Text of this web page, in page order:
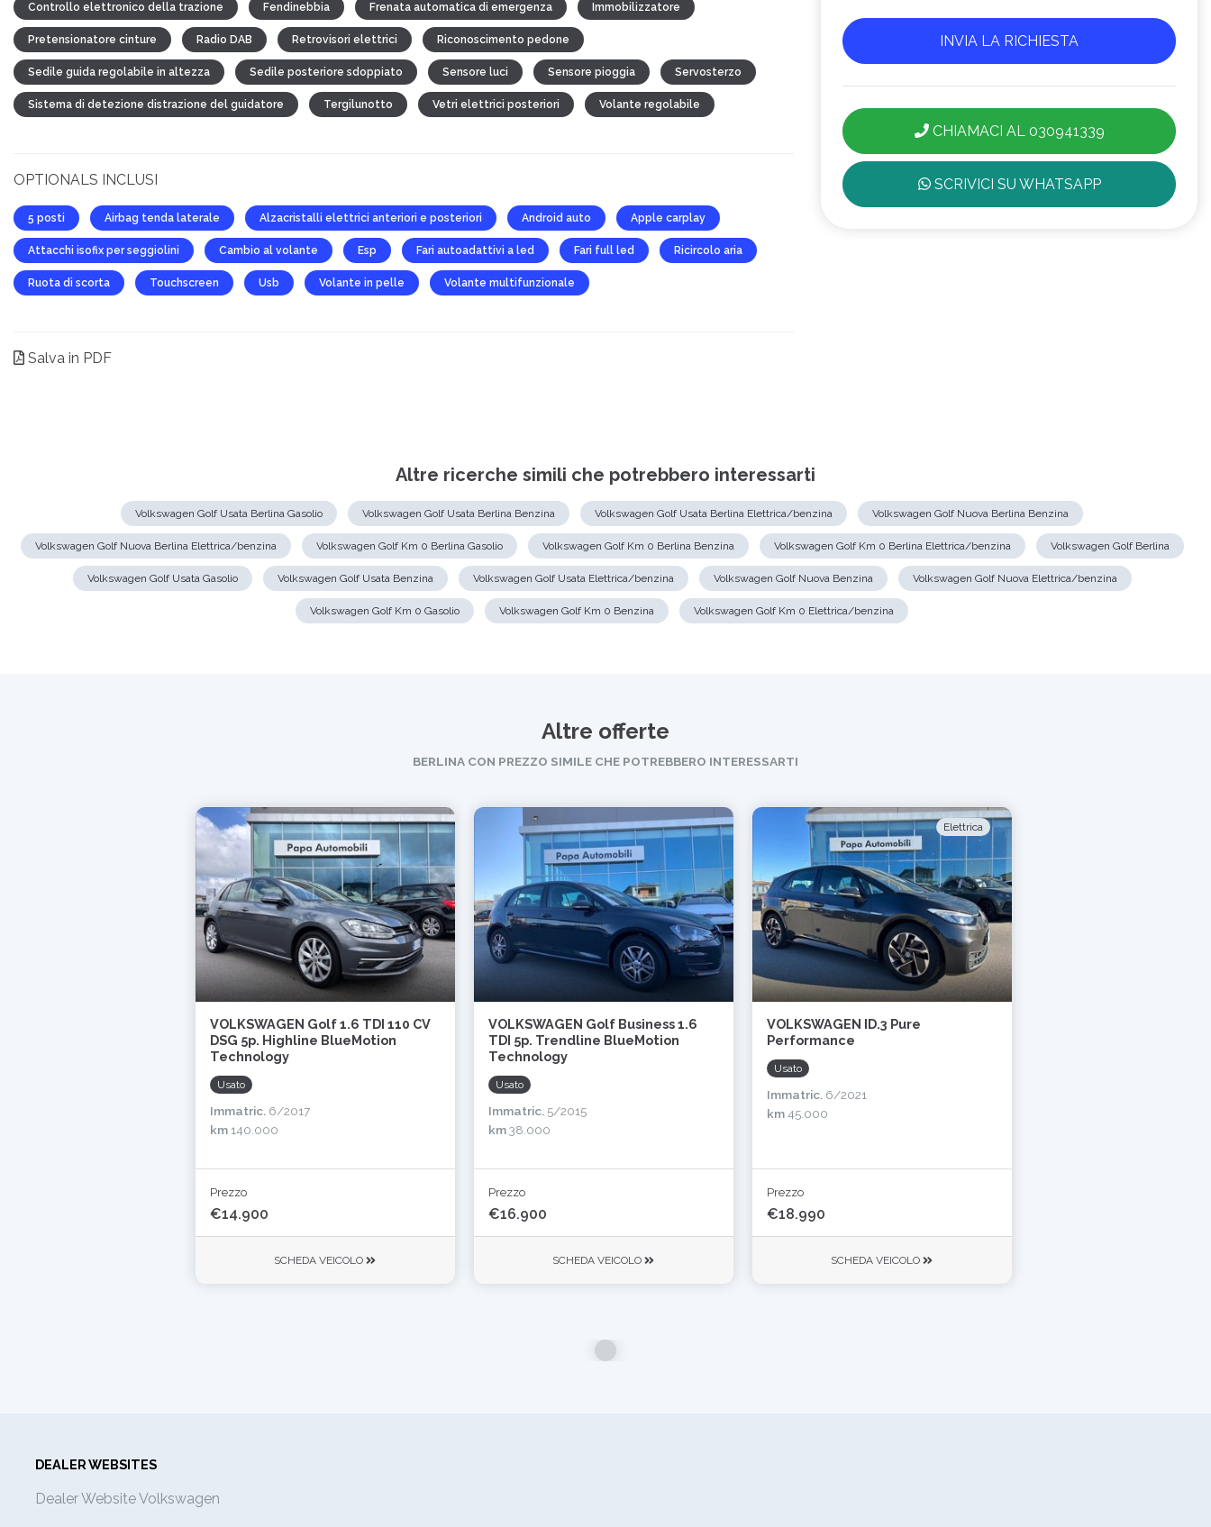
Controllo elettronico della trazione Fendinebbia Frenata automatica di emergenza Immobilizzatore
Pretensionatore cinture Radio DAB Retrovisori elettrici Riconoscimento pedone
Sedile guida regolabile in altezza Sedile posteriore sdoppiato Sensore luci Sensore pioggia Servosterzo
Sistema di detezione distrazione del guidatore Tergilunotto Vetri elettrici posteriori Volante regolabile
OPTIONALS INCLUSI
5 posti Airbag tenda laterale Alzacristalli elettrici anteriori e posteriori Android auto Apple carplay
Attacchi isofix per seggiolini Cambio al volante Esp Fari autoadattivi a led Fari full led Ricircolo aria
Ruota di scorta Touchscreen Usb Volante in pelle Volante multifunzionale
Salva in PDF
CHIAMACI AL 030941339
SCRIVICI SU WHATSAPP
Altre ricerche simili che potrebbero interessarti
Volkswagen Golf Usata Berlina Gasolio Volkswagen Golf Usata Berlina Benzina Volkswagen Golf Usata Berlina Elettrica/benzina Volkswagen Golf Nuova Berlina Benzina
Volkswagen Golf Nuova Berlina Elettrica/benzina Volkswagen Golf Km 0 Berlina Gasolio Volkswagen Golf Km 0 Berlina Benzina Volkswagen Golf Km 0 Berlina Elettrica/benzina Volkswagen Golf Berlina
Volkswagen Golf Usata Gasolio Volkswagen Golf Usata Benzina Volkswagen Golf Usata Elettrica/benzina Volkswagen Golf Nuova Benzina Volkswagen Golf Nuova Elettrica/benzina
Volkswagen Golf Km 0 Gasolio Volkswagen Golf Km 0 Benzina Volkswagen Golf Km 0 Elettrica/benzina
Altre offerte
BERLINA CON PREZZO SIMILE CHE POTREBBERO INTERESSARTI
VOLKSWAGEN Golf 1.6 TDI 110 CV
DSG 5p. Highline BlueMotion
Technology
Usato
Immatric. 6/2017
km140.000
Prezzo
€14.900
SCHEDA VEICOLO
VOLKSWAGEN Golf Business 1.6
TDI 5p. Trendline BlueMotion
Technology
Usato
Immatric. 5/2015
km38.000
Prezzo
€16.900
SCHEDA VEICOLO
Elettrica
VOLKSWAGEN ID.3 Pure
Performance
Usato
Immatric. 6/2021
km45.000
Prezzo
€18.990
SCHEDA VEICOLO
DEALER WEBSITES
Dealer Website Volkswagen